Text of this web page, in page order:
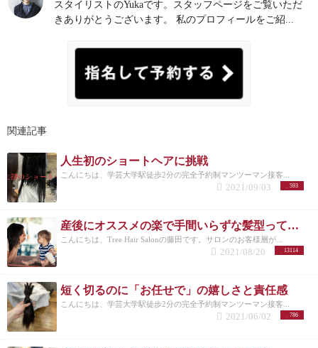
スタイリストのYukaです。スタッフページをご覧いただ
きありがとうございます。 私のプロフィールをご紹...
関連記事
人生初のショートヘアに挑戦
こんにちは、学芸大学駅徒歩2分の完全予約制マンツーマン接客...
593
2021/09/03
産後にオススメの楽で手間いらずな髪型って？？
こんにちは、Tree Hair Salonの藤田です。サロンのお客様層が...
13114
2021/08/20
短く切るのに「お任せで」の嬉しさと責任感
こんにちは、学芸大学駅徒歩2分の完全予約制マンツーマン接客...
786
2021/06/02